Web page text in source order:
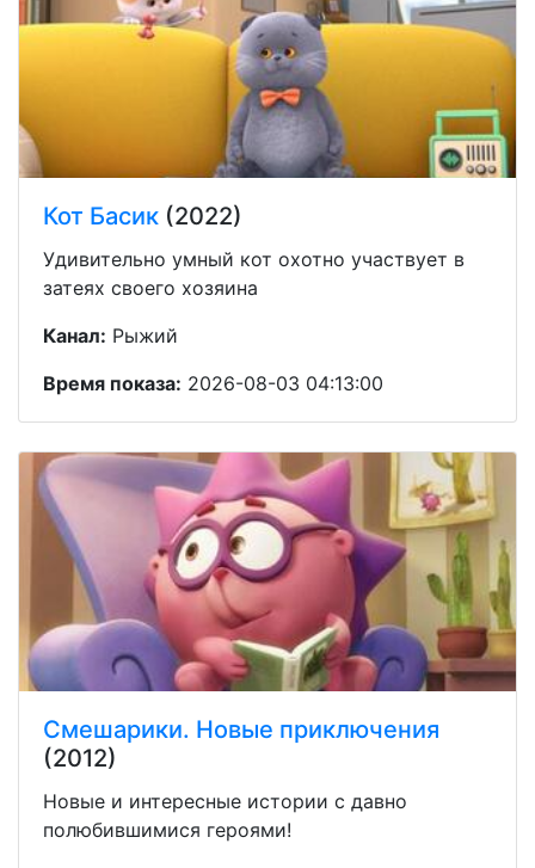
Кот Басик (2022)
Удивительно умный кот охотно участвует в
затеях своего хозяина
Канал: Рыжий
Время показа: 2026-08-03 04:13:00
Смешарики. Новые приключения
(2012)
Новые и интересные истории с давно
полюбившимися героями!